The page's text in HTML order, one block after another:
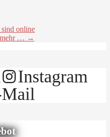
online
mehr … →
Instagram